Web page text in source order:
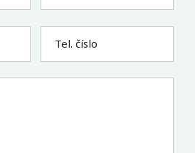
Tel. číslo